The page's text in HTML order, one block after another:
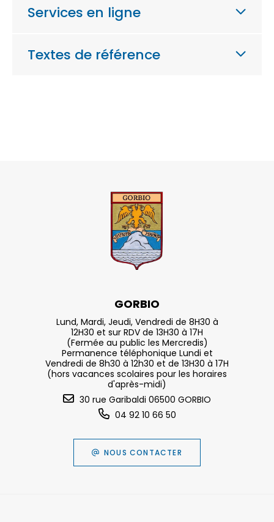
Services en ligne
Textes de référence
GORBIO
Lund, Mardi, Jeudi, Vendredi de 8H30 à
12H30 et sur RDV de 13H30 à 17H
(Fermée au public les Mercredis)
Permanence téléphonique Lundi et
Vendredi de 8h30 à 12h30 et de 13H30 à 17H
(hors vacances scolaires pour les horaires
d'après-midi)
30 rue Garibaldi 06500 GORBIO
04 92 10 66 50
NOUS CONTACTER